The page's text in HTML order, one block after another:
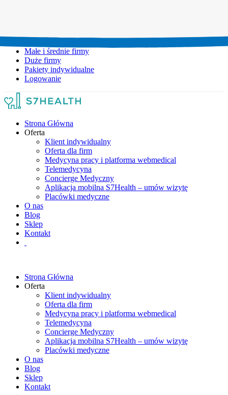
Małe i średnie firmy
Duże firmy
Pakiety indywidualne
Logowanie
Strona Główna
Oferta
Klient indywidualny
Oferta dla firm
Medycyna pracy i platforma webmedical
Telemedycyna
Concierge Medyczny
Aplikacja mobilna S7Health – umów wizytę
Placówki medyczne
O nas
Blog
Sklep
Kontakt
Strona Główna
Oferta
Klient indywidualny
Oferta dla firm
Medycyna pracy i platforma webmedical
Telemedycyna
Concierge Medyczny
Aplikacja mobilna S7Health – umów wizytę
Placówki medyczne
O nas
Blog
Sklep
Kontakt